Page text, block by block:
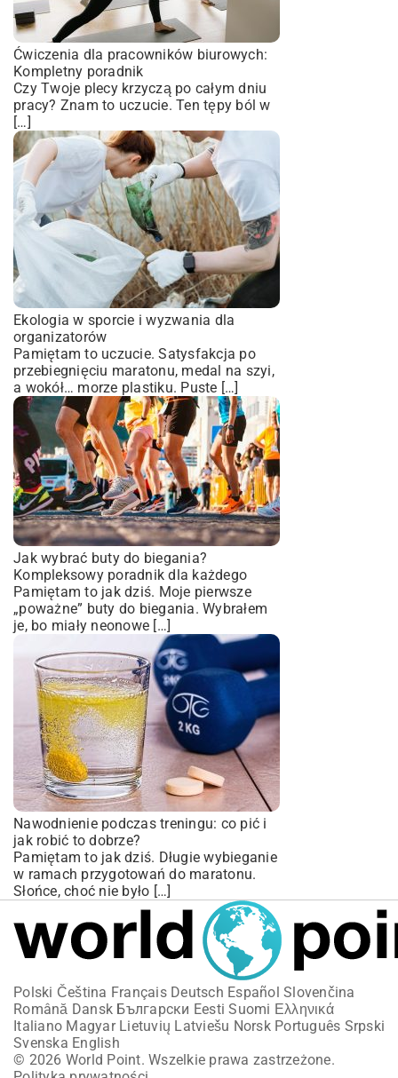
Ćwiczenia dla pracowników biurowych:
Kompletny poradnik
Czy Twoje plecy krzyczą po całym dniu
pracy? Znam to uczucie. Ten tępy ból w
[…]
Ekologia w sporcie i wyzwania dla
organizatorów
Pamiętam to uczucie. Satysfakcja po
przebiegnięciu maratonu, medal na szyi,
a wokół… morze plastiku. Puste […]
Jak wybrać buty do biegania?
Kompleksowy poradnik dla każdego
Pamiętam to jak dziś. Moje pierwsze
„poważne” buty do biegania. Wybrałem
je, bo miały neonowe […]
Nawodnienie podczas treningu: co pić i
jak robić to dobrze?
Pamiętam to jak dziś. Długie wybieganie
w ramach przygotowań do maratonu.
Słońce, choć nie było […]
Polski Čeština Français Deutsch Español Slovenčina
Română Dansk Български Eesti Suomi Ελληνικά
Italiano Magyar Lietuvių Latviešu Norsk Português Srpski
Svenska English
© 2026 World Point. Wszelkie prawa zastrzeżone.